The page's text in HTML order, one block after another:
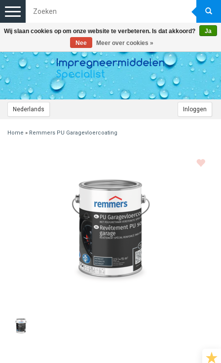
Nederlands Inloggen
Toggle
navigation
Home » Remmers PU Garagevloercoating
Wij slaan cookies op om onze website te verbeteren. Is dat akkoord?
Ja
Nee
Meer over cookies »